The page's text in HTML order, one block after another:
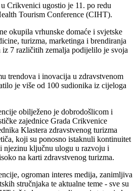
Crikvenici ugostio je 11. po redu
Tourism Conference (CIHT).
okupila vrhunske domaće i svjetske
turizma, marketinga i brendiranja
iz 7 različitih zemalja podijelilo je svoja
trendova i inovacija u zdravstvenom
je više od 100 sudionika iz cijeloga
obilježeno je dobrodošlicom i
zajednice Grada Crikvenice
Klastera zdravstvenog turizma
koji su ponosno istaknuli kontinuitet
njezinu ključnu ulogu u razvoju i
na karti zdravstvenog turizma.
ogroman interes medija, zanimljiva
stručnjaka te aktualne teme - sve su